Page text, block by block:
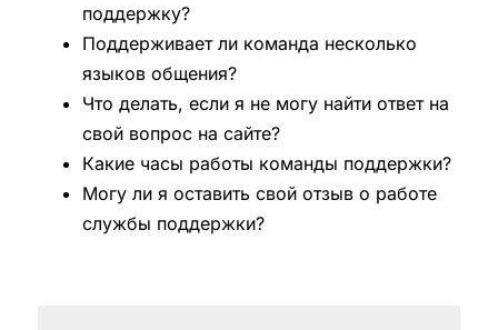
поддержку?
Поддерживает ли команда несколько
языков общения?
Что делать, если я не могу найти ответ на
свой вопрос на сайте?
Какие часы работы команды поддержки?
Могу ли я оставить свой отзыв о работе
службы поддержки?